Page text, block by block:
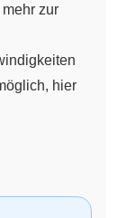
zur
hier